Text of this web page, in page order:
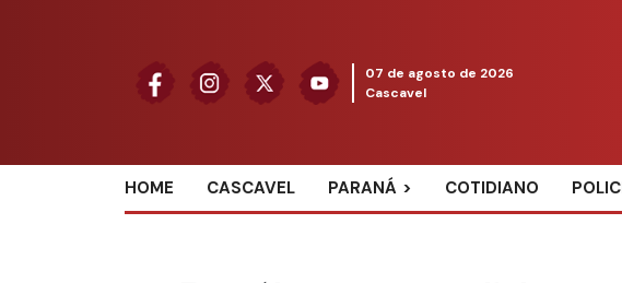
07 de agosto de 2026
Cascavel
HOME CASCAVEL PARANÁ COTIDIANO